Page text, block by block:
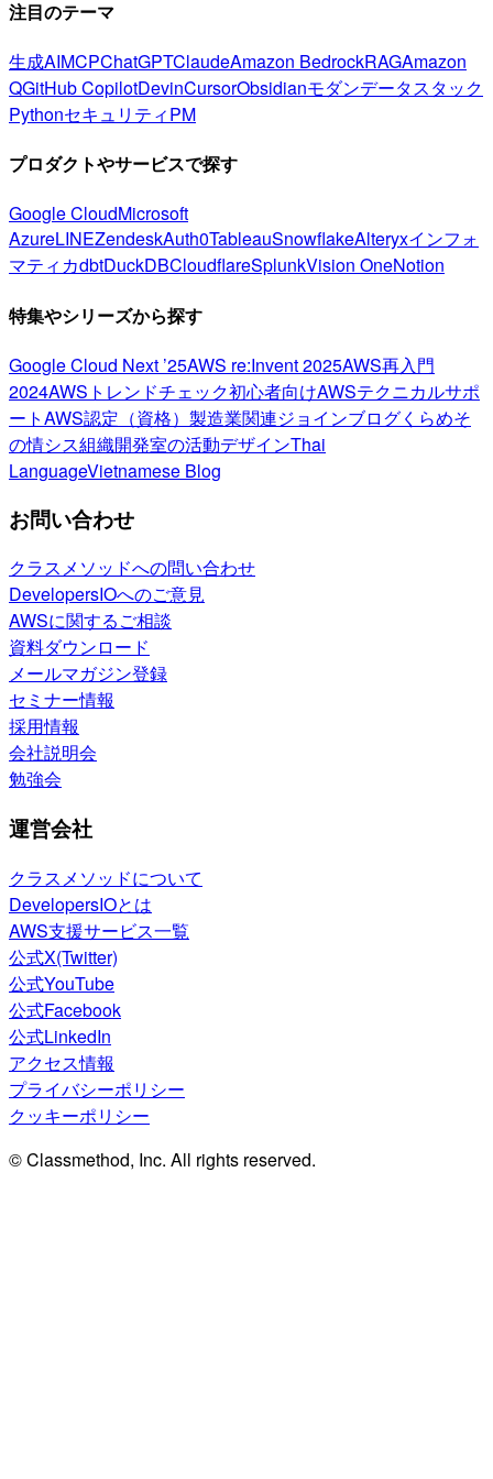
注目のテーマ
生成AIMCPChatGPTClaudeAmazon BedrockRAGAmazon
QGitHub CopilotDevinCursorObsidianモダンデータスタック
PythonセキュリティPM
プロダクトやサービスで探す
Google CloudMicrosoft
AzureLINEZendeskAuth0TableauSnowflakeAlteryxインフォ
マティカdbtDuckDBCloudflareSplunkVision OneNotion
特集やシリーズから探す
Google Cloud Next ’25AWS re:Invent 2025AWS再入門
2024AWSトレンドチェック初心者向けAWSテクニカルサポ
ートAWS認定（資格） 製造業関連ジョインブログくらめそ
の情シス組織開発室の活動デザインThai
LanguageVietnamese Blog
お問い合わせ
クラスメソッドへの問い合わせ
DevelopersIOへのご意見
AWSに関するご相談
資料ダウンロード
メールマガジン登録
セミナー情報
採用情報
会社説明会
勉強会
運営会社
クラスメソッドについて
DevelopersIOとは
AWS支援サービス一覧
公式X(Twitter)
公式YouTube
公式Facebook
公式LinkedIn
アクセス情報
プライバシーポリシー
クッキーポリシー
© Classmethod, Inc. All rights reserved.